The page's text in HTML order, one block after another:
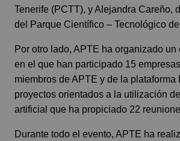
Tenerife (PCTT), y Alejandra Careño,
del Parque Científico – Tecnológico
Por otro lado, APTE ha organizado un
en el que han participado 15
miembros de APTE y de la plataforma
proyectos orientados a la utilización
artificial que ha propiciado 22
Durante todo el evento, APTE ha